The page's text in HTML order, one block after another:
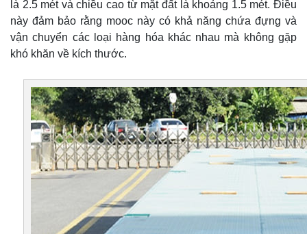
là 2.5 mét và chiều cao từ mặt đất là khoảng 1.5 mét. Điều
này đảm bảo rằng mooc này có khả năng chứa đựng và
vận chuyển các loại hàng hóa khác nhau mà không gặp
khó khăn về kích thước.